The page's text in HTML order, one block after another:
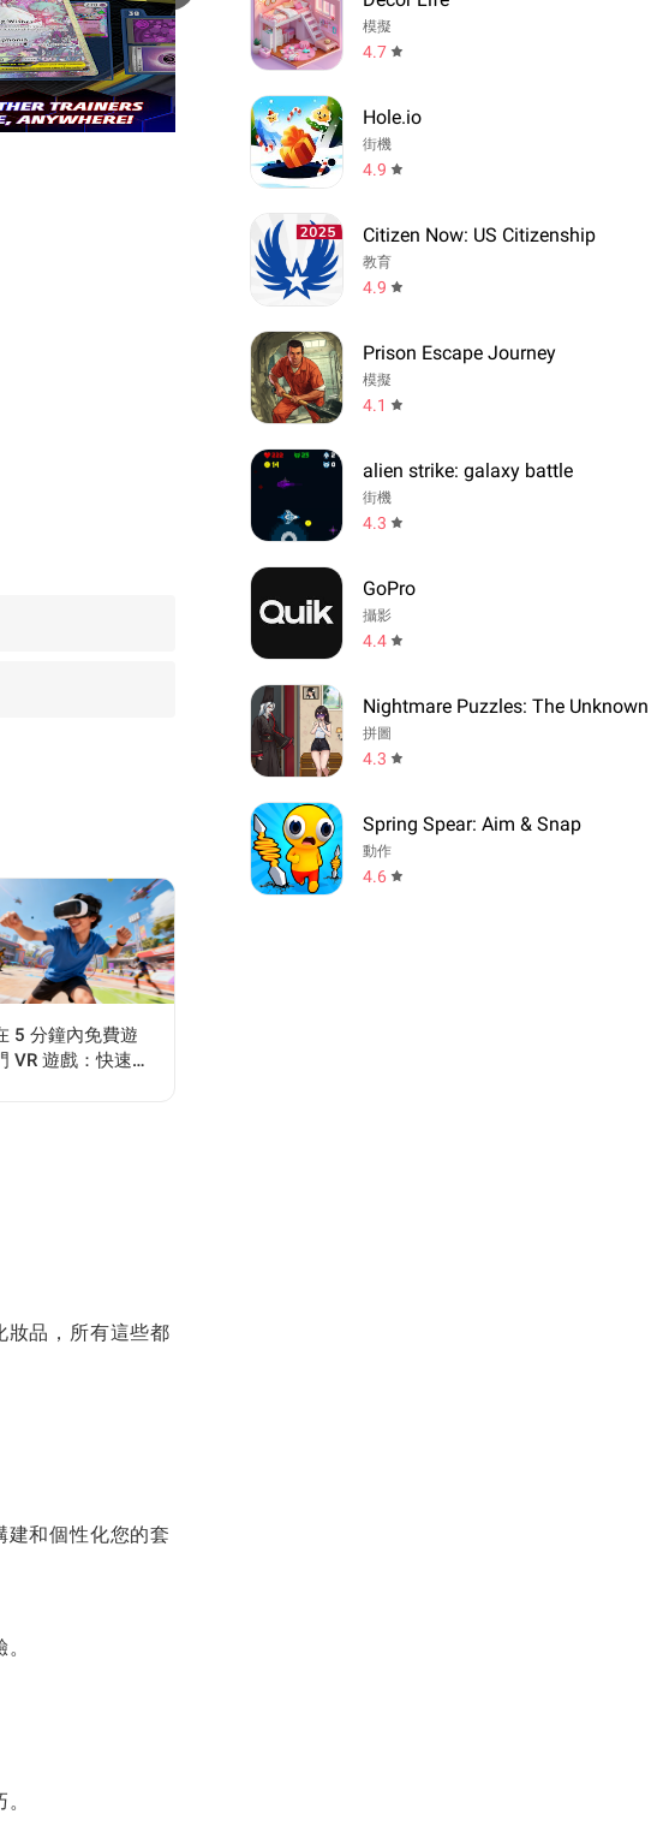
5 分鐘內免費遊
VR 遊戲：快速入
妝品，所有這些都
和個性化您的套
模擬
4.7
Hole.io
街機
4.9
Citizen Now: US Citizenship
教育
4.9
Prison Escape Journey
模擬
4.1
alien strike: galaxy battle
街機
4.3
GoPro
攝影
4.4
Nightmare Puzzles: The Unknown
拼圖
4.3
Spring Spear: Aim & Snap
動作
4.6